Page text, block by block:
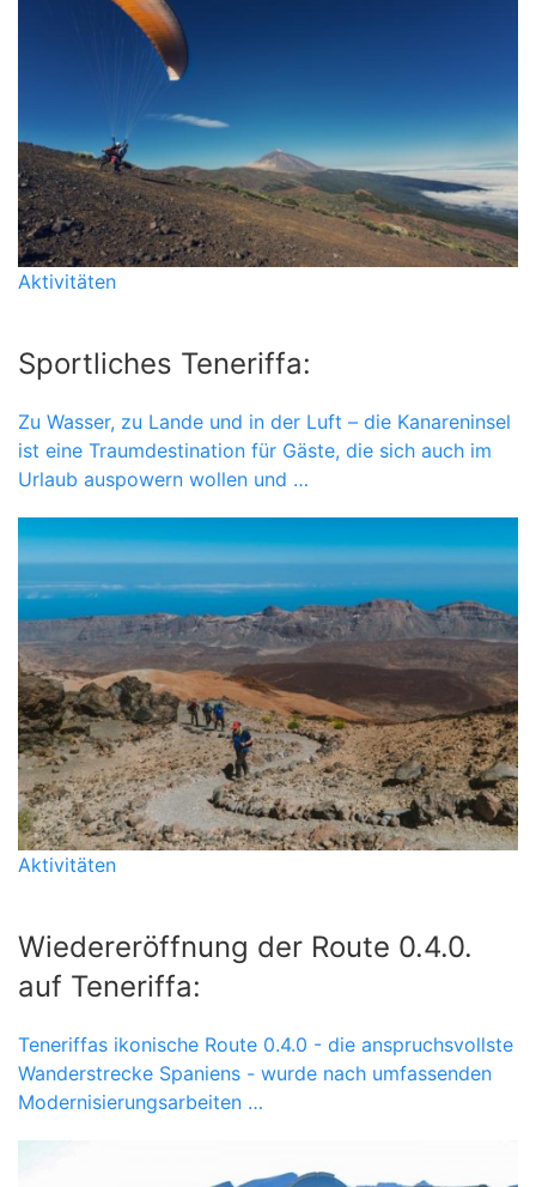
Aktivitäten
Sportliches Teneriffa:
Zu Wasser, zu Lande und in der Luft – die Kanareninsel
ist eine Traumdestination für Gäste, die sich auch im
Urlaub auspowern wollen und …
Aktivitäten
Wiedereröffnung der Route 0.4.0.
auf Teneriffa:
Teneriffas ikonische Route 0.4.0 - die anspruchsvollste
Wanderstrecke Spaniens - wurde nach umfassenden
Modernisierungsarbeiten …